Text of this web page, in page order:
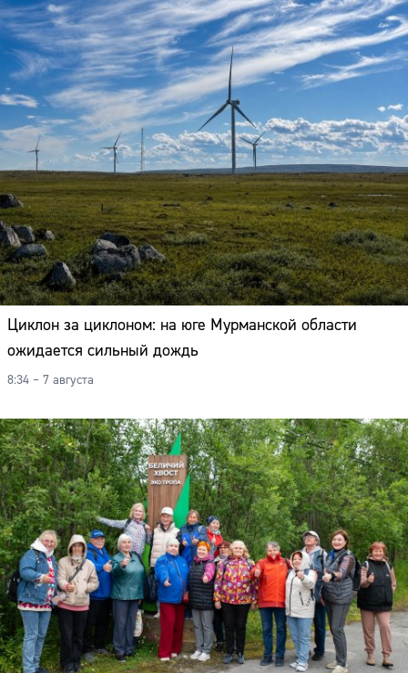
Циклон за циклоном: на юге Мурманской области
ожидается сильный дождь
8:34 – 7 августа